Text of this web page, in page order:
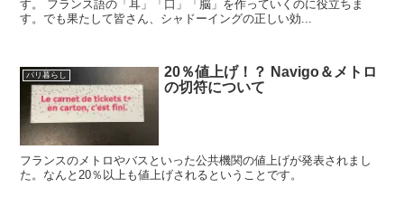
す。 フランス語の「耳」「口」「脳」を作っていくのに役立ちま
す。でも果たして皆さん、シャドーイングの正しい効...
パリ暮らし
20％値上げ！？ Navigo＆メトロ
の切符について
フランスのメトロやバスといった公共機関の値上げが発表されまし
た。なんと20％以上も値上げされるということです。